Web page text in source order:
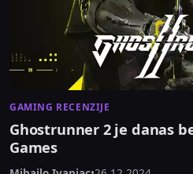
GAMING RECENZIJE
Ghostrunner 2 je danas
Games